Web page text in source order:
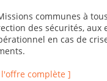
communes à
des sécurités, aux
en cas de
complète ]